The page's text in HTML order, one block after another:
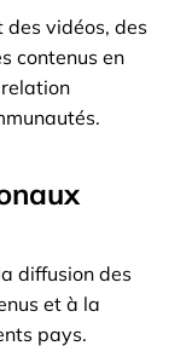
vidéos, des
contenus en
diffusion des
et à la
pays.